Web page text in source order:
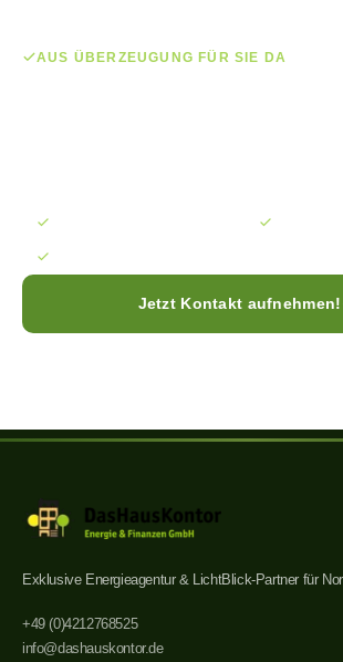
AUS ÜBERZEUGUNG FÜR SIE DA
Jetzt Kontakt aufnehmen!
Exklusive Energieagentur & LichtBlick-Partner für
+49 (0)421 2768525
info@dashauskontor.de